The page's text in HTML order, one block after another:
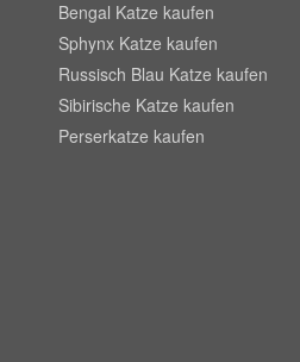
Bengal Katze kaufen
Sphynx Katze kaufen
Russisch Blau Katze kaufen
Sibirische Katze kaufen
Perserkatze kaufen